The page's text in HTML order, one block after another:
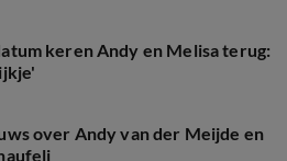
keren Andy en Melisa terug:
over Andy van der Meijde en